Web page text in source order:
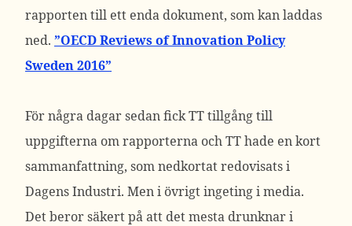
rapporten till ett enda dokument, som kan laddas
ned. ”OECD Reviews of Innovation Policy
Sweden 2016”
För några dagar sedan fick TT tillgång till
uppgifterna om rapporterna och TT hade en kort
sammanfattning, som nedkortat redovisats i
Dagens Industri. Men i övrigt ingeting i media.
Det beror säkert på att det mesta drunknar i